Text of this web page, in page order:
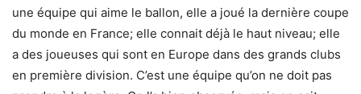
une équipe qui aime le ballon, elle a joué la dernière coupe
du monde en France; elle connait déjà le haut niveau; elle
a des joueuses qui sont en Europe dans des grands clubs
en première division. C’est une équipe qu’on ne doit pas